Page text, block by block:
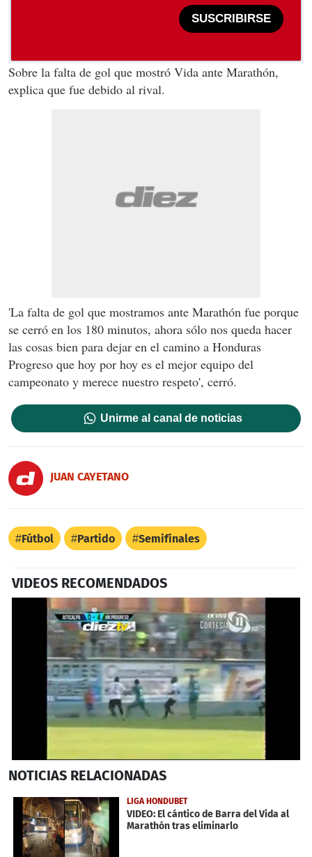
SUSCRIBIRSE
Sobre la falta de gol que mostró Vida ante Marathón,
explica que fue debido al rival.
'La falta de gol que mostramos ante Marathón fue porque
se cerró en los 180 minutos, ahora sólo nos queda hacer
las cosas bien para dejar en el camino a Honduras
Progreso que hoy por hoy es el mejor equipo del
campeonato y merece nuestro respeto', cerró.
Unirme al canal de noticias
JUAN CAYETANO
Fútbol Partido Semifinales
VIDEOS RECOMENDADOS
seconds
27
seconds
NOTICIAS RELACIONADAS
LIGA HONDUBET
VIDEO: El cántico de Barra del Vida al
Marathón tras eliminarlo